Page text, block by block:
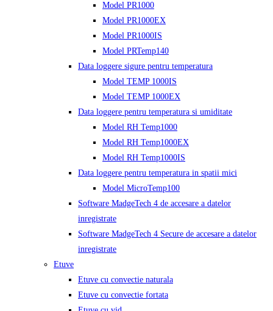
Model PR1000
Model PR1000EX
Model PR1000IS
Model PRTemp140
Data loggere sigure pentru temperatura
Model TEMP 1000IS
Model TEMP 1000EX
Data loggere pentru temperatura si umiditate
Model RH Temp1000
Model RH Temp1000EX
Model RH Temp1000IS
Data loggere pentru temperatura in spatii mici
Model MicroTemp100
Software MadgeTech 4 de accesare a datelor
inregistrate
Software MadgeTech 4 Secure de accesare a datelor
inregistrate
Etuve
Etuve cu convectie naturala
Etuve cu convectie fortata